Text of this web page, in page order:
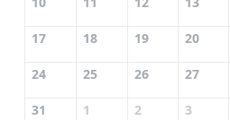
17 18 19 20
24 25 26 27
31 1 2 3